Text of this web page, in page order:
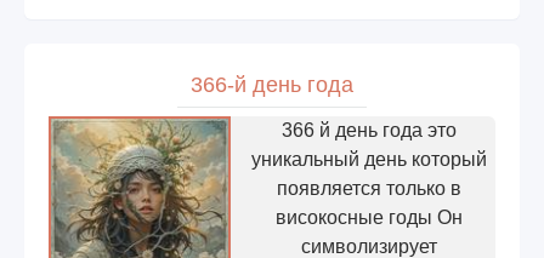
366-й день года
366 й день года это
уникальный день который
появляется только в
високосные годы Он
символизирует